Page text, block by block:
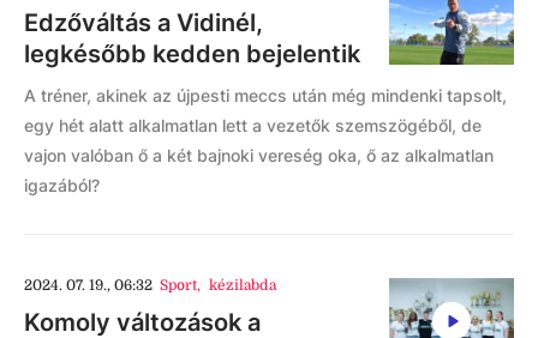
Edzőváltás a Vidinél,
legkésőbb kedden bejelentik
A tréner, akinek az újpesti meccs után még mindenki tapsolt,
egy hét alatt alkalmatlan lett a vezetők szemszögéből, de
vajon valóban ő a két bajnoki vereség oka, ő az alkalmatlan
igazából?
2024. 07. 19., 06:32 Sport, kézilabda
Komoly változások a